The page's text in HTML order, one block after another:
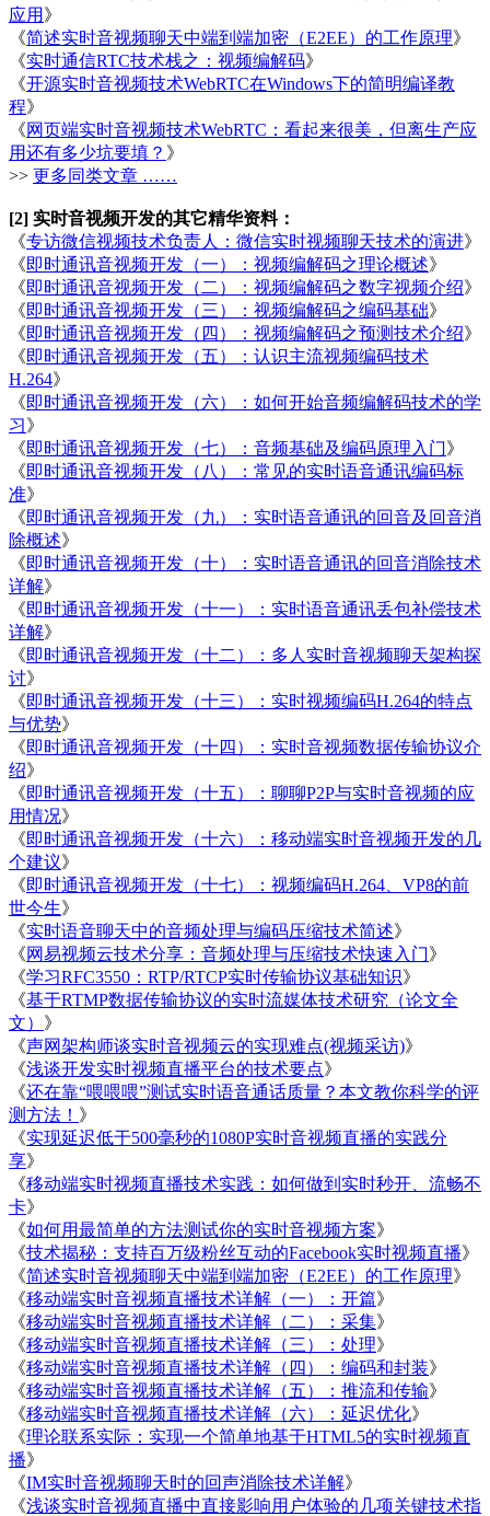
应用 》
《简述实时音视频聊天中端到端加密（E2EE）的工作原理》
《实时通信RTC技术栈之：视频编解码》
《开源实时音视频技术WebRTC在Windows下的简明编译教
程》
《网页端实时音视频技术WebRTC：看起来很美，但离生产应
用还有多少坑要填？ 》
>> 更多同类文章 ……
[2] 实时音视频开发的其它精华资料：
《专访微信视频技术负责人：微信实时视频聊天技术的演进》
《即时通讯音视频开发（一）：视频编解码之理论概述》
《即时通讯音视频开发（二）：视频编解码之数字视频介绍》
《即时通讯音视频开发（三）：视频编解码之编码基础》
《即时通讯音视频开发（四）：视频编解码之预测技术介绍》
《即时通讯音视频开发（五）：认识主流视频编码技术
H.264》
《即时通讯音视频开发（六）：如何开始音频编解码技术的学
习》
《即时通讯音视频开发（七）：音频基础及编码原理入门》
《即时通讯音视频开发（八）：常见的实时语音通讯编码标
准》
《即时通讯音视频开发（九）：实时语音通讯的回音及回音消
除概述》
《即时通讯音视频开发（十）：实时语音通讯的回音消除技术
详解》
《即时通讯音视频开发（十一）：实时语音通讯丢包补偿技术
详解》
《即时通讯音视频开发（十二）：多人实时音视频聊天架构探
讨》
《即时通讯音视频开发（十三）：实时视频编码H.264的特点
与优势》
《即时通讯音视频开发（十四）：实时音视频数据传输协议介
绍》
《即时通讯音视频开发（十五）：聊聊P2P与实时音视频的应
用情况》
《即时通讯音视频开发（十六）：移动端实时音视频开发的几
个建议》
《即时通讯音视频开发（十七）：视频编码H.264、VP8的前
世今生》
《实时语音聊天中的音频处理与编码压缩技术简述》
《网易视频云技术分享：音频处理与压缩技术快速入门》
《学习RFC3550：RTP/RTCP实时传输协议基础知识》
《基于RTMP数据传输协议的实时流媒体技术研究（论文全
文） 》
《声网架构师谈实时音视频云的实现难点(视频采访)》
《浅谈开发实时视频直播平台的技术要点》
《还在靠“喂喂喂”测试实时语音通话质量？本文教你科学的评
测方法！ 》
《实现延迟低于500毫秒的1080P实时音视频直播的实践分
享》
《移动端实时视频直播技术实践：如何做到实时秒开、流畅不
卡》
《如何用最简单的方法测试你的实时音视频方案》
《技术揭秘：支持百万级粉丝互动的Facebook实时视频直播》
《简述实时音视频聊天中端到端加密（E2EE）的工作原理》
《移动端实时音视频直播技术详解（一）：开篇》
《移动端实时音视频直播技术详解（二）：采集》
《移动端实时音视频直播技术详解（三）：处理》
《移动端实时音视频直播技术详解（四）：编码和封装》
《移动端实时音视频直播技术详解（五）：推流和传输》
《移动端实时音视频直播技术详解（六）：延迟优化》
《理论联系实际：实现一个简单地基于HTML5的实时视频直
播》
《IM实时音视频聊天时的回声消除技术详解》
《浅谈实时音视频直播中直接影响用户体验的几项关键技术指